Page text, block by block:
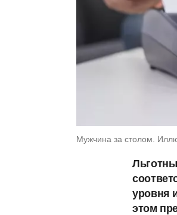
Мужчина за столом.
уровня
этом